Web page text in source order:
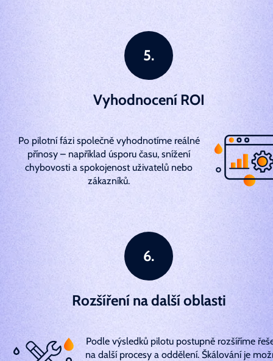
Vyhodnocení ROI
Po pilotní fázi společně vyhodnotíme reálné
přínosy – například úsporu času, snížení
chybovosti a spokojenost uživatelů nebo
zákazníků.
Rozšíření na další oblasti
Podle výsledků pilotu postupně rozšíříme
na další procesy a oddělení. Škálování je